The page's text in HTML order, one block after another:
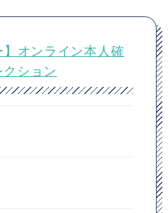
】オンライン本人確
ション